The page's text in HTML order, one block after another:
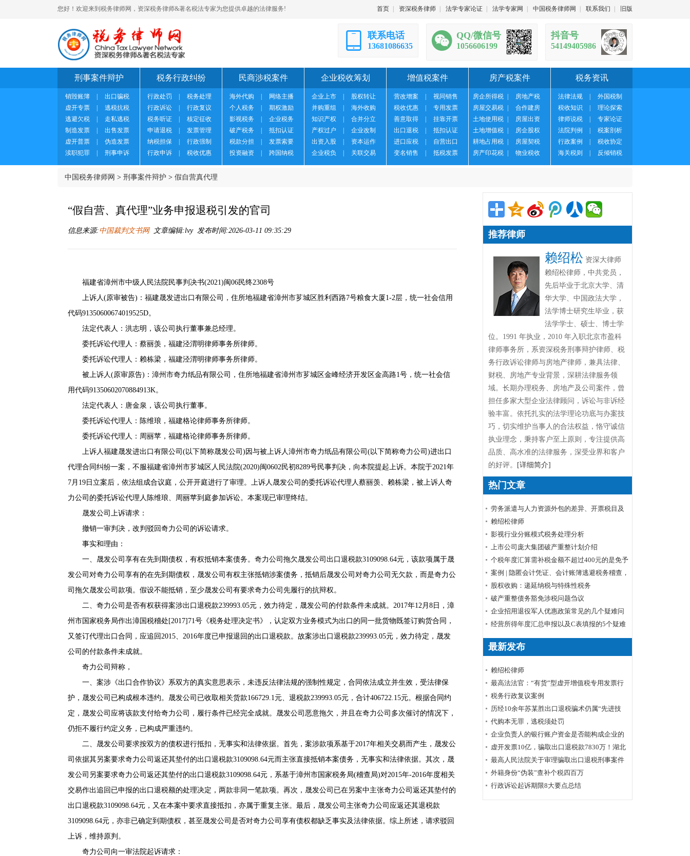
您好！欢迎来到税务律师网，资深税务律师&著名税法专家为您提供卓越的法律服务! 首页 资深税务律师 法学专家论证 法学专家网 中国税务律师网 联系我们 旧版
联系电话
13681086635
QQ/微信号
1056606199
抖音号
54149405986
刑事案件辩护
销毁账簿
出口骗税
虚开专票
逃税抗税
逃避欠税
走私逃税
制造发票
出售发票
虚开普票
伪造发票
渎职犯罪
刑事申诉
税务行政纠纷
行政处罚
税务处理
行政诉讼
行政复议
税务听证
核定征收
申请退税
发票管理
纳税担保
行政强制
行政申诉
税收优惠
民商涉税案件
海外代购
网络主播
个人税务
期权激励
影视税务
企业税务
破产税务
抵扣认证
税款分担
发票索要
投资融资
跨国纳税
企业税收筹划
企业上市
股权转让
并购重组
海外收购
知识产权
合并分立
产权过户
企业改制
出资入股
资本运作
企业税负
关联交易
增值税案件
营改增案
视同销售
税收优惠
专用发票
善意取得
挂靠开票
出口退税
抵扣认证
进口应税
自营出口
变名销售
抵税发票
房产税案件
房企所得税
房地产税
房屋交易税
合作建房
土地使用税
房屋出资
土地增值税
房企股权
耕地占用税
房屋契税
房产印花税
物业税收
税务资讯
法律法规
外国税制
税收知识
理论探索
律师说税
专家论证
法院判例
税案剖析
行政案例
税收协定
海关税则
反倾销税
中国税务律师网 > 刑事案件辩护 > 假自营真代理
“假自营、真代理”业务申报退税引发的官司
信息来源:中国裁判文书网文章编辑:lvy 发布时间:2026-03-11 09:35:29
福建省漳州市中级人民法院民事判决书(2021)闽06民终2308号
上诉人(原审被告)：福建晟发进出口有限公司，住所地福建省漳州市芗城区胜利西路7号粮食大厦1-2层，统一社会信用
代码91350600674019525D。
法定代表人：洪志明，该公司执行董事兼总经理。
委托诉讼代理人：蔡丽羡，福建泾渭明律师事务所律师。
委托诉讼代理人：赖栋梁，福建泾渭明律师事务所律师。
被上诉人(原审原告)：漳州市奇力纸品有限公司，住所地福建省漳州市芗城区金峰经济开发区金高路1号，统一社会信
用代码91350602070884913K。
法定代表人：唐金泉，该公司执行董事。
委托诉讼代理人：陈维琅，福建格论律师事务所律师。
委托诉讼代理人：周丽苹，福建格论律师事务所律师。
上诉人福建晟发进出口有限公司(以下简称晟发公司)因与被上诉人漳州市奇力纸品有限公司(以下简称奇力公司)进出口
代理合同纠纷一案，不服福建省漳州市芗城区人民法院(2020)闽0602民初8289号民事判决，向本院提起上诉。本院于2021年
7月19日立案后，依法组成合议庭，公开开庭进行了审理。上诉人晟发公司的委托诉讼代理人蔡丽羡、赖栋梁，被上诉人奇
力公司的委托诉讼代理人陈维琅、周丽苹到庭参加诉讼。本案现已审理终结。
晟发公司上诉请求：
撤销一审判决，改判驳回奇力公司的诉讼请求。
事实和理由：
一、晟发公司享有在先到期债权，有权抵销本案债务。奇力公司拖欠晟发公司出口退税款3109098.64元，该款项属于晟
发公司对奇力公司享有的在先到期债权，晟发公司有权主张抵销涉案债务，抵销后晟发公司对奇力公司无欠款，而是奇力公
司拖欠晟发公司款项。假设不能抵销，至少晟发公司有要求奇力公司先履行的抗辩权。
二、奇力公司是否有权获得案涉出口退税款239993.05元，效力待定，晟发公司的付款条件未成就。2017年12月8日，漳
州市国家税务局作出漳国税稽处[2017]71号《税务处理决定书》，认定双方业务模式为出口的同一批货物既签订购货合同，
又签订代理出口合同，应追回2015、2016年度已申报退回的出口退税款。故案涉出口退税款239993.05元，效力待定，晟发
公司的付款条件未成就。
奇力公司辩称，
一、案涉《出口合作协议》系双方的真实意思表示，未违反法律法规的强制性规定，合同依法成立并生效，受法律保
护，晟发公司已构成根本违约。晟发公司已收取相关货款166729.1元、退税款239993.05元，合计406722.15元。根据合同约
定，晟发公司应将该款支付给奇力公司，履行条件已经完全成就。晟发公司恶意拖欠，并且在奇力公司多次催讨的情况下，
仍拒不履行约定义务，已构成严重违约。
二、晟发公司要求按双方的债权进行抵扣，无事实和法律依据。首先，案涉款项系基于2017年相关交易而产生，晟发公
司依据其另案要求奇力公司返还其垫付的出口退税款3109098.64元而主张直接抵销本案债务，无事实和法律依据。其次，晟
发公司另案要求奇力公司返还其垫付的出口退税款3109098.64元，系基于漳州市国家税务局(稽查局)对2015年-2016年度相关
交易作出追回已申报的出口退税额的处理决定，两款非同一笔款项。再次，晟发公司已在另案中主张奇力公司返还其垫付的
出口退税款3109098.64元，又在本案中要求直接抵扣，亦属于重复主张。最后，晟发公司主张奇力公司应返还其退税款
3109098.64元，亦非已确定到期债权，甚至晟发公司是否对奇力公司享有债权都缺乏事实及法律依据。综上所述，请求驳回
上诉，维持原判。
奇力公司向一审法院起诉请求：
推荐律师
赖绍松 资深大律师
赖绍松律师，中共党员，
先后毕业于北京大学、清
华大学、中国政法大学，
法学博士研究生毕业，获
法学学士、硕士、博士学
位。1991 年执业，2010 年入职北京市盈科
律师事务所，系资深税务刑事辩护律师、税
务行政诉讼律师与房地产律师，兼具法律、
财税、房地产专业背景，深耕法律服务领
域。长期办理税务、房地产及公司案件，曾
担任多家大型企业法律顾问，诉讼与非诉经
验丰富。依托扎实的法学理论功底与办案技
巧，切实维护当事人的合法权益，恪守诚信
执业理念，秉持客户至上原则，专注提供高
品质、高水准的法律服务，深受业界和客户
的好评。
[详细简介]
热门文章
劳务派遣与人力资源外包的差异、开票税目及
税率
赖绍松律师
影视行业分账模式税务处理分析
上市公司庞大集团破产重整计划介绍
个税年度汇算需补税金额不超过400元的是免予
申报还是免予补缴
案例 | 隐匿会计凭证、会计账簿逃避税务稽查，
小心被判刑！
股权收购：递延纳税与特殊性税务
破产重整债务豁免涉税问题刍议
企业招用退役军人优惠政策常见的几个疑难问
题解答
经营所得年度汇总申报以及C表填报的5个疑难
问题
最新发布
赖绍松律师
最高法法官：“有货”型虚开增值税专用发票行
为定性
税务行政复议案例
历经10余年苏某胜出口退税骗术仍属“先进技
术”，福州国税稽查局相应的查骗方法仍非常管
用
代购本无罪，逃税须处罚
企业负责人的银行账户资金是否能构成企业的
应税收入？
虚开发票10亿，骗取出口退税款7830万！湖北
破获链条式骗税案
最高人民法院关于审理骗取出口退税刑事案件
具体应用法律若干问题的解释辑
外籍身份“伪装”查补个税四百万
行政诉讼起诉期限8大要点总结